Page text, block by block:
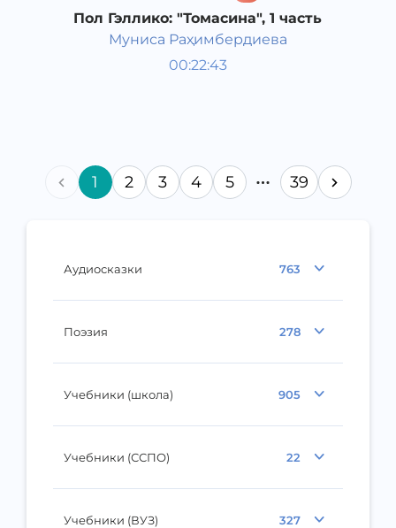
Аудиосказки 763
Поэзия 278
Учебники (школа) 905
Учебники (ССПО) 22
Учебники (ВУЗ) 327
Пол Гэллико: "Томасина", 1 часть
Муниса Раҳимбердиева
00:22:43
Мировая литература
1 2 3 4 5 39